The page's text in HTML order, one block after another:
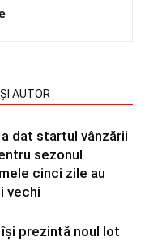
AUTOR
dat startul vânzării
sezonul
cinci zile au
vechi
prezintă noul lot